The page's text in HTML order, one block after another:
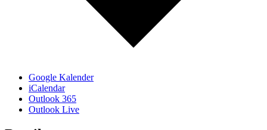
Google Kalender
iCalendar
Outlook 365
Outlook Live